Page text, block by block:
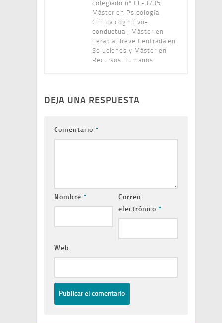
colegiado nº CL-3735.
Máster en Psicología
Clínica cognitivo-
conductual, Máster en
Terapia Breve Centrada en
Soluciones y Máster en
Recursos Humanos.
DEJA UNA RESPUESTA
Comentario *
Nombre *
Correo
electrónico *
Web